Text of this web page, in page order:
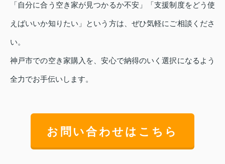
「自分に合う空き家が見つかるか不安」「支援制度をどう使
えばいいか知りたい」という方は、ぜひ気軽にご相談くださ
い。
神戸市での空き家購入を、安心で納得のいく選択になるよう
全力でお手伝いします。
お問い合わせはこちら